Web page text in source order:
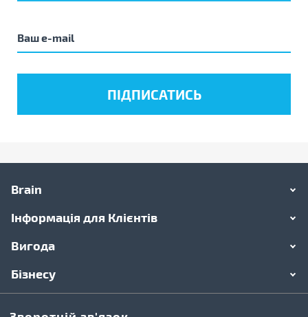
Brain
Інформація для Клієнтів
Вигода
Бізнесу